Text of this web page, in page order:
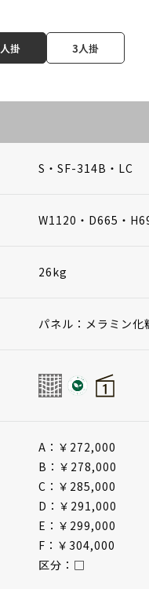
掛 3人掛
S・SF-314B・LC
W1120・D665・
26kg
パネル：メラミン化
A：￥272,000
B：￥278,000
C：￥285,000
D：￥291,000
E：￥299,000
F：￥304,000
区分：□